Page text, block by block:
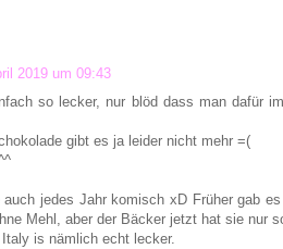
2019 um 09:43
so lecker, nur blöd dass man dafür
gibt es ja leider nicht mehr =(
jedes Jahr komisch xD Früher gab
Mehl, aber der Bäcker jetzt hat sie nur
is nämlich echt lecker.